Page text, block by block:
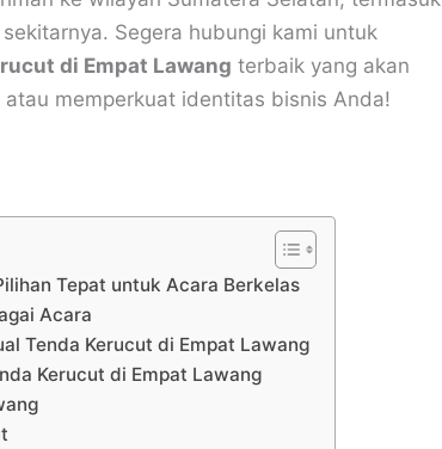
Segera hubungi kami untuk
di Empat Lawang terbaik yang akan
memperkuat identitas bisnis Anda!
Tepat untuk Acara Berkelas
Acara
Tenda Kerucut di Empat Lawang
Kerucut di Empat Lawang